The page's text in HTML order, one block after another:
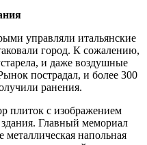
управляли итальянские
город. К сожалению,
и даже воздушные
пострадал, и более 300
ранения.
плиток с изображением
Главный мемориал
металлическая напольная